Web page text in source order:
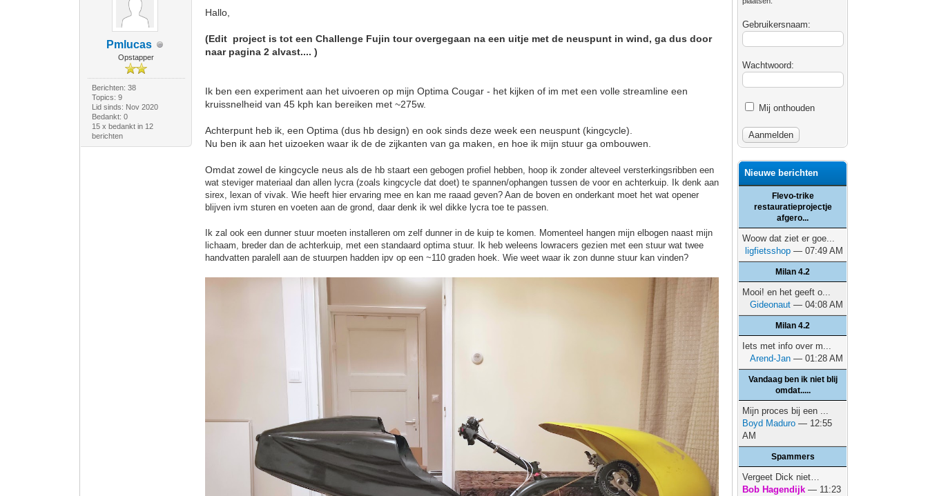
Pmlucas
Opstapper
Berichten: 38
Topics: 9
Lid sinds: Nov 2020
Bedankt: 0
15 x bedankt in 12
berichten
Hallo,
(Edit project is tot een Challenge Fujin tour overgegaan na een uitje met de neuspunt in wind, ga dus door
naar pagina 2 alvast.... )
Ik ben een experiment aan het uivoeren op mijn Optima Cougar - het kijken of im met een volle streamline een
kruissnelheid van 45 kph kan bereiken met ~275w.
Achterpunt heb ik, een Optima (dus hb design) en ook sinds deze week een neuspunt (kingcycle).
Nu ben ik aan het uizoeken waar ik de de zijkanten van ga maken, en hoe ik mijn stuur ga ombouwen.
Omdat zowel de kingcycle neus als de hb staart een gebogen profiel hebben, hoop ik zonder alteveel versterkingsribben een
wat steviger materiaal dan allen lycra (zoals kingcycle dat doet) te spannen/ophangen tussen de voor en achterkuip. Ik denk aan
sirex, lexan of vivak. Wie heeft hier ervaring mee en kan me raaad geven? Aan de boven en onderkant moet het wat opener
blijven ivm sturen en voeten aan de grond, daar denk ik wel dikke lycra toe te passen.
Ik zal ook een dunner stuur moeten installeren om zelf dunner in de kuip te komen. Momenteel hangen mijn elbogen naast mijn
lichaam, breder dan de achterkuip, met een standaard optima stuur. Ik heb weleens lowracers gezien met een stuur wat twee
handvatten paralell aan de stuurpen hadden ipv op een ~110 graden hoek. Wie weet waar ik zon dunne stuur kan vinden?
Gebruikersnaam:
Wachtwoord:
Mij onthouden
Nieuwe berichten
Flevo-trike
restauratieprojectje
afgero...
Woow dat ziet er goe...
ligfietsshop — 07:49 AM
Milan 4.2
Mooi! en het geeft o...
Gideonaut — 04:08 AM
Milan 4.2
Iets met info over m...
Arend-Jan — 01:28 AM
Vandaag ben ik niet blij
omdat.....
Mijn proces bij een ...
Boyd Maduro — 12:55
AM
Spammers
Vergeet Dick niet…
Bob Hagendijk — 11:23